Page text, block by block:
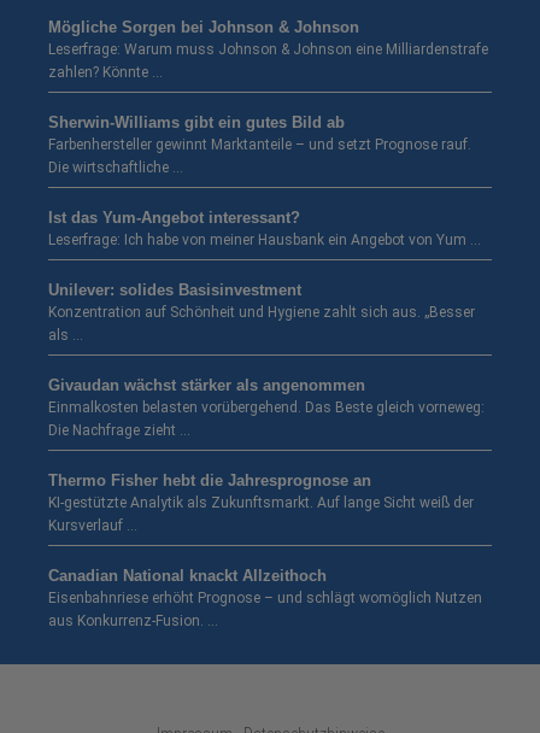
Mögliche Sorgen bei Johnson & Johnson
Leserfrage: Warum muss Johnson & Johnson eine Milliardenstrafe
zahlen? Könnte …
Sherwin-Williams gibt ein gutes Bild ab
Farbenhersteller gewinnt Marktanteile – und setzt Prognose rauf.
Die wirtschaftliche …
Ist das Yum-Angebot interessant?
Leserfrage: Ich habe von meiner Hausbank ein Angebot von Yum …
Unilever: solides Basisinvestment
Konzentration auf Schönheit und Hygiene zahlt sich aus. „Besser
als …
Givaudan wächst stärker als angenommen
Einmalkosten belasten vorübergehend. Das Beste gleich vorneweg:
Die Nachfrage zieht …
Thermo Fisher hebt die Jahresprognose an
KI-gestützte Analytik als Zukunftsmarkt. Auf lange Sicht weiß der
Kursverlauf …
Canadian National knackt Allzeithoch
Eisenbahnriese erhöht Prognose – und schlägt womöglich Nutzen
aus Konkurrenz-Fusion. …